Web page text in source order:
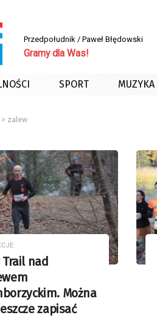
Przedpołudnik / Paweł Błędowski
Gramy dla Was!
SPORT MUZYKA
> zalew
Trail nad
Można
zapisać